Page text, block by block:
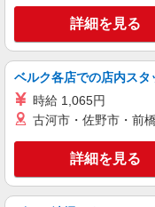
千
キープ
派遣社員
株式会社メディカル・ワン
看護
詳細を見る
ベルク各店での店内スタ
時給 1,065円
古河市・佐野市・前
詳細を見る